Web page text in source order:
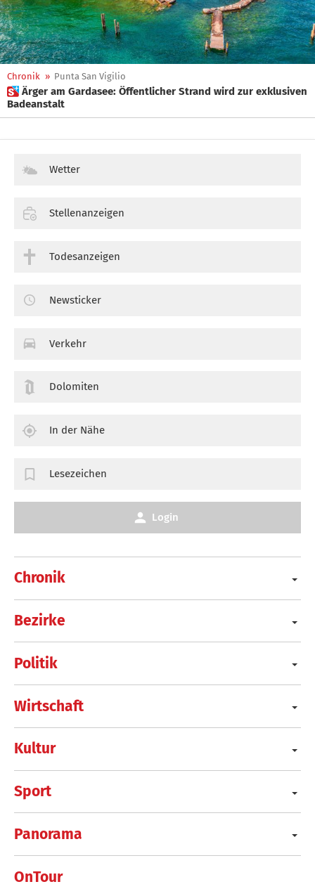
Chronik » Punta San Vigilio
 Ärger am Gardasee: Öffentlicher Strand wird zur exklusiven
Badeanstalt
Chronik
Bezirke
Politik
Wirtschaft
Kultur
Sport
Panorama
OnTour
Wetter
Stellenanzeigen
Todesanzeigen
Newsticker
Verkehr
Dolomiten
In der Nähe
Lesezeichen
Login